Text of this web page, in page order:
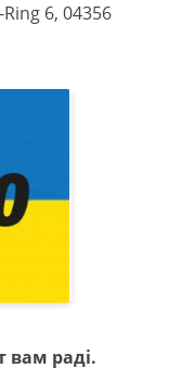
6, 04356
вам раді.